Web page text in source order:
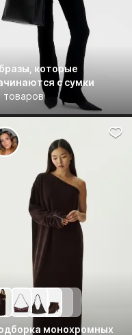
которые
с сумки
товаров
монохромных